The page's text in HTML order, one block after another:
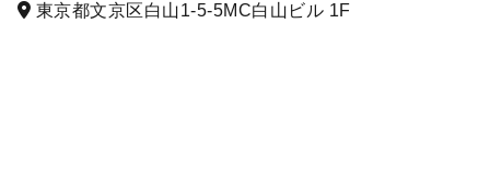
東京都文京区白山1-5-5MC白山ビル 1F